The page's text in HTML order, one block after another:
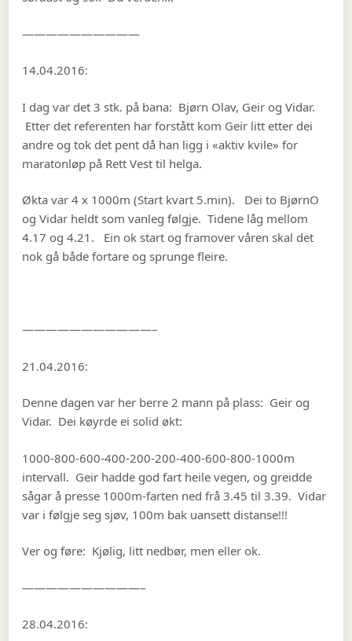
——————————
14.04.2016:
I dag var det 3 stk. på bana: Bjørn Olav, Geir og Vidar.
Etter det referenten har forstått kom Geir litt etter dei
andre og tok det pent då han ligg i «aktiv kvile» for
maratonløp på Rett Vest til helga.
Økta var 4 x 1000m (Start kvart 5.min). Dei to BjørnO
og Vidar heldt som vanleg følgje. Tidene låg mellom
4.17 og 4.21. Ein ok start og framover våren skal det
nok gå både fortare og sprunge fleire.
———————————–
21.04.2016:
Denne dagen var her berre 2 mann på plass: Geir og
Vidar. Dei køyrde ei solid økt:
1000-800-600-400-200-200-400-600-800-1000m
intervall. Geir hadde god fart heile vegen, og greidde
sågar å presse 1000m-farten ned frå 3.45 til 3.39. Vidar
var i følgje seg sjøv, 100m bak uansett distanse!!!
Ver og føre: Kjølig, litt nedbør, men eller ok.
——————————–
28.04.2016: